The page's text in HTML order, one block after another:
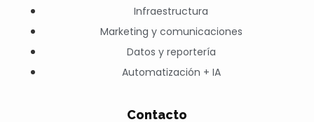
Infraestructura
Marketing y comunicaciones
Datos y reportería
Automatización + IA
Contacto